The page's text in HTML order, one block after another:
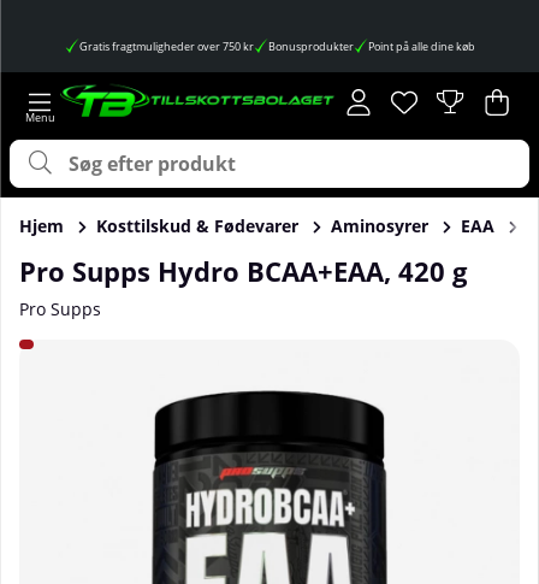
Gratis fragtmuligheder over 750 kr Bonusprodukter Point på alle dine køb
Ønskeliste
Antal på
. .
Hjem Kosttilskud & Fødevarer Aminosyrer EAA
Pro Supps Hydro BCAA+EAA, 420 g
Pro Supps
Produktbilleder Pro Supps Hydro BCAA+EAA, 420 g